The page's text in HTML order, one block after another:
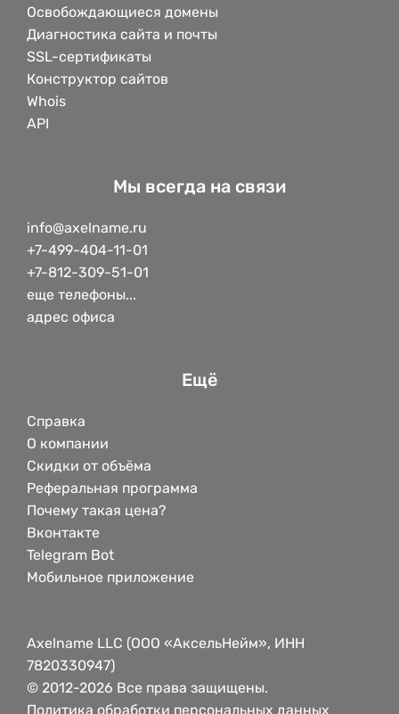
Освобождающиеся домены
Диагностика сайта и почты
SSL-сертификаты
Конструктор сайтов
Whois
API
Мы всегда на связи
info@axelname.ru
+7-499-404-11-01
+7-812-309-51-01
еще телефоны...
адрес офиса
Ещё
Справка
О компании
Скидки от объёма
Реферальная программа
Почему такая цена?
Вконтакте
Telegram Bot
Мобильное приложение
Axelname LLC (ООО «АксельНейм», ИНН
7820330947)
© 2012-2026 Все права защищены.
Политика обработки персональных данных